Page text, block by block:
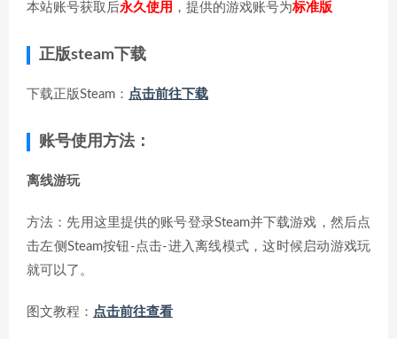
本站账号获取后永久使用 ，提供的游戏账号为标准版
正版steam下载
下载正版Steam： 点击前往下载
账号使用方法：
离线游玩
方法：先用这里提供的账号登录Steam并下载游戏，然后点
击左侧Steam按钮-点击-进入离线模式，这时候启动游戏玩
就可以了。
图文教程： 点击前往查看